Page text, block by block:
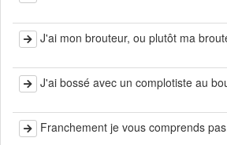
J'ai mon brouteur, ou plutôt ma
J'ai bossé avec un complotiste au
Franchement je vous comprends